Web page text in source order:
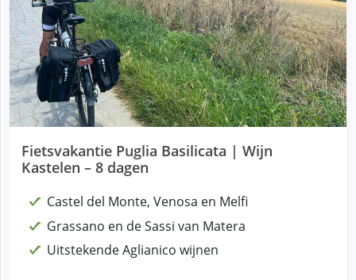
Fietsvakantie Puglia Basilicata | Wijn
Kastelen – 8 dagen
Castel del Monte, Venosa en Melfi
Grassano en de Sassi van Matera
Uitstekende Aglianico wijnen